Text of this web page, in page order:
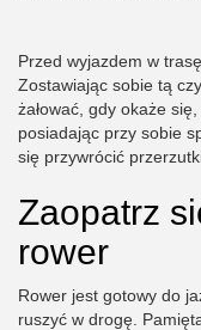
Przed wyjazdem w
Zostawiając sobie tą
żałować, gdy okaże
posiadając przy sobie
się przywrócić
Zaopatrz
rower
Rower jest gotowy do
ruszyć w drogę.